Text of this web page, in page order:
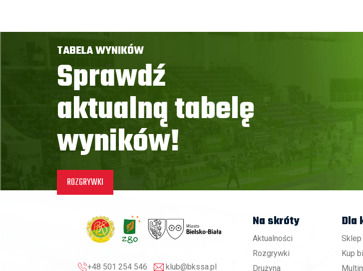
TABELA WYNIKÓW
Sprawdź
aktualną tabelę
wyników!
ROZGRYWKI
+48 501 254 546 klub@bkssa.pl
Na skróty
Aktualności
Rozgrywki
Drużyna
Dla
Sklep
Kup